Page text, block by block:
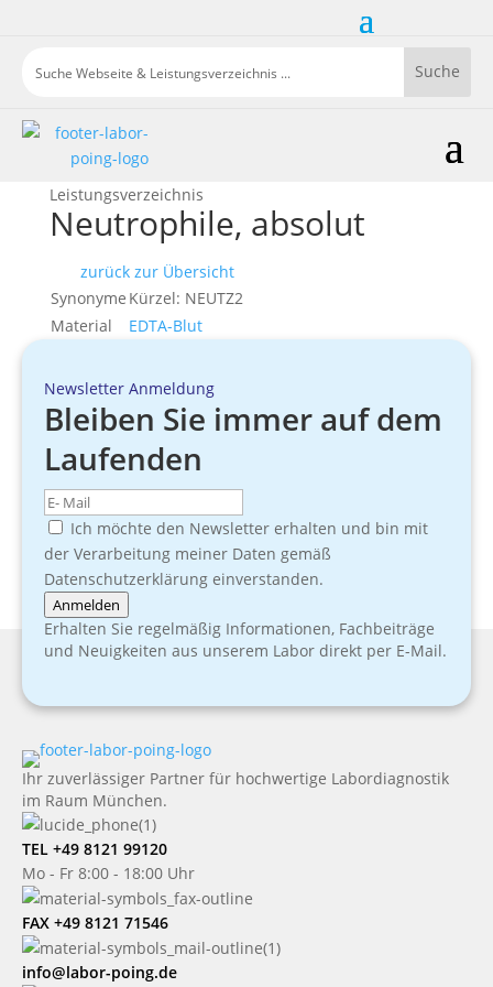
Leistungsverzeichnis
Neutrophile, absolut
zurück zur Übersicht
Synonyme Kürzel: NEUTZ2
Material
EDTA-Blut
Newsletter Anmeldung
Bleiben Sie immer auf dem
Laufenden
Ich möchte den Newsletter erhalten und bin mit
der Verarbeitung meiner Daten gemäß
Datenschutzerklärung einverstanden.
Anmelden
Erhalten Sie regelmäßig Informationen, Fachbeiträge
und Neuigkeiten aus unserem Labor direkt per E-Mail.
Ihr zuverlässiger Partner für hochwertige Labordiagnostik
im Raum München.
TEL +49 8121 99120
Mo - Fr 8:00 - 18:00 Uhr
FAX +49 8121 71546
info@labor-poing.de